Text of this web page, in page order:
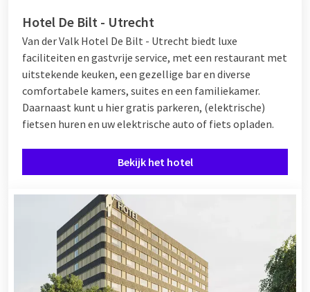
Hotel De Bilt - Utrecht
Van der Valk Hotel De Bilt - Utrecht biedt luxe
faciliteiten en gastvrije service, met een restaurant met
uitstekende keuken, een gezellige bar en diverse
comfortabele kamers, suites en een familiekamer.
Daarnaast kunt u hier gratis parkeren, (elektrische)
fietsen huren en uw elektrische auto of fiets opladen.
Bekijk het hotel